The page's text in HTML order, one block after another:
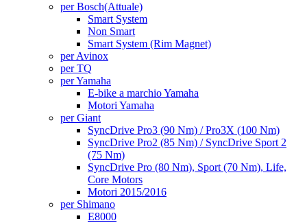
per Bosch(Attuale)
Smart System
Non Smart
Smart System (Rim Magnet)
per Avinox
per TQ
per Yamaha
E-bike a marchio Yamaha
Motori Yamaha
per Giant
SyncDrive Pro3 (90 Nm) / Pro3X (100 Nm)
SyncDrive Pro2 (85 Nm) / SyncDrive Sport 2
(75 Nm)
SyncDrive Pro (80 Nm), Sport (70 Nm), Life,
Core Motors
Motori 2015/2016
per Shimano
E8000